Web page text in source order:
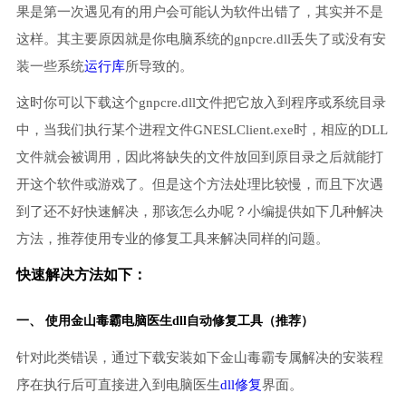
果是第一次遇见有的用户会可能认为软件出错了，其实并不是
这样。其主要原因就是你电脑系统的gnpcre.dll丢失了或没有安
装一些系统运行库所导致的。
这时你可以下载这个gnpcre.dll文件把它放入到程序或系统目录
中，当我们执行某个进程文件GNESLClient.exe时，相应的DLL
文件就会被调用，因此将缺失的文件放回到原目录之后就能打
开这个软件或游戏了。但是这个方法处理比较慢，而且下次遇
到了还不好快速解决，那该怎么办呢？小编提供如下几种解决
方法，推荐使用专业的修复工具来解决同样的问题。
快速解决方法如下：
一、 使用金山毒霸电脑医生dll自动修复工具（推荐）
针对此类错误，通过下载安装如下金山毒霸专属解决的安装程
序在执行后可直接进入到电脑医生dll修复界面。